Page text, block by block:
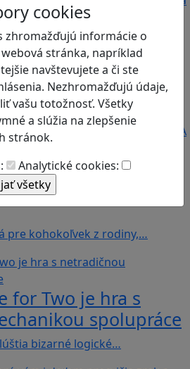
cookies
zhromažďujú informácie o
stránka, napríklad
navštevujete a či ste
Nezhromažďujú údaje,
vašu totožnosť. Všetky
a slúžia na zlepšenie
stránok.
Analytické cookies:
rodičov, ako sa hrať
a nastavovať
špecifiká detí, a…
aby ste
v Alba: A Wildlife
pre kohokoľvek z rodiny,…
for Tw‪o je hra s
spolupráce
bizarné logické…